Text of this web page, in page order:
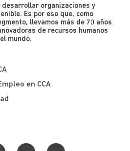
desarrollar organizaciones y
Es por eso que, como
llevamos más de 70 años
de recursos humanos
mundo.
en CCA